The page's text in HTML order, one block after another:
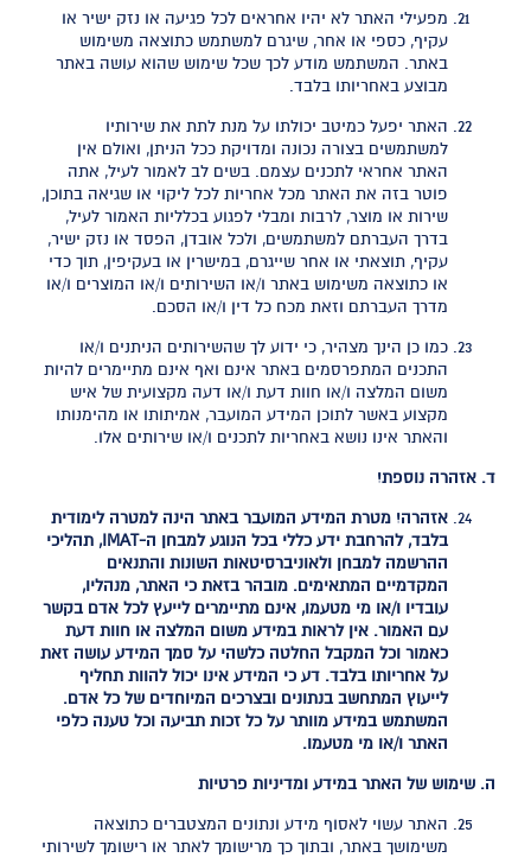
מפעילי האתר לא יהיו אחראים לכל פגיעה או נזק ישיר או
עקיף, כספי או אחר, שיגרם למשתמש כתוצאה משימוש
באתר. המשתמש מודע לכך שכל שימוש שהוא עושה באתר
מבוצע באחריותו בלבד.
האתר יפעל כמיטב יכולתו על מנת לתת את שירותיו
למשתמשים בצורה נכונה ומדויקת ככל הניתן, ואולם אין
האתר אחראי לתכנים עצמם. בשים לב לאמור לעיל, אתה
פוטר בזה את האתר מכל אחריות לכל ליקוי או שגיאה בתוכן,
שירות או מוצר, לרבות ומבלי לפגוע בכלליות האמור לעיל,
בדרך העברתם למשתמשים, ולכל אובדן, הפסד או נזק ישיר,
עקיף, תוצאתי או אחר שייגרם, במישרין או בעקיפין, תוך כדי
או כתוצאה משימוש באתר ו/או השירותים ו/או המוצרים ו/או
מדרך העברתם וזאת מכח כל דין ו/או הסכם.
כמו כן הינך מצהיר, כי ידוע לך שהשירותים הניתנים ו/או
התכנים המתפרסמים באתר אינם ואף אינם מתיימרים להיות
משום המלצה ו/או חוות דעת ו/או דעה מקצועית של איש
מקצוע באשר לתוכן המידע המועבר, אמיתותו או מהימנותו
והאתר אינו נושא באחריות לתכנים ו/או שירותים אלו.
ד. אזהרה נוספת!
אזהרה! מטרת המידע המועבר באתר הינה למטרה לימודית
בלבד, להרחבת ידע כללי בכל הנוגע למבחן ה-IMAT, תהליכי
ההרשמה למבחן ולאוניברסיטאות השונות והתנאים
המקדמיים המתאימים. מובהר בזאת כי האתר, מנהליו,
עובדיו ו/או מי מטעמו, אינם מתיימרים לייעץ לכל אדם בקשר
עם האמור. אין לראות במידע משום המלצה או חוות דעת
כאמור וכל המקבל החלטה כלשהי על סמך המידע עושה זאת
על אחריותו בלבד. דע כי המידע אינו יכול להוות תחליף
לייעוץ המתחשב בנתונים ובצרכים המיוחדים של כל אדם.
המשתמש במידע מוותר על כל זכות תביעה וכל טענה כלפי
האתר ו/או מי מטעמו.
ה. שימוש של האתר במידע ומדיניות פרטיות
האתר עשוי לאסוף מידע ונתונים המצטברים כתוצאה
משימושך באתר, ובתוך כך מרישומך לאתר או רישומך לשירותי